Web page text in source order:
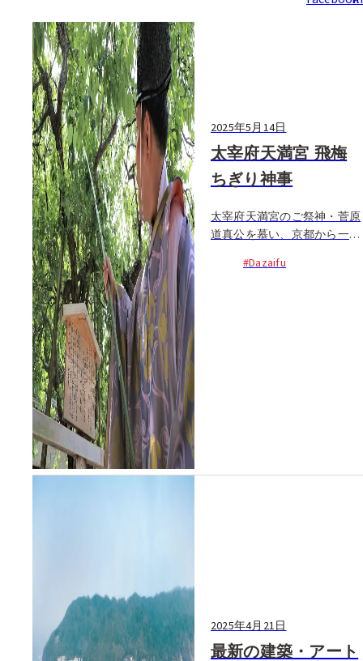
2025年5月14日
太宰府天満宮 飛梅
ちぎり神事
太宰府天満宮のご祭神・菅原
道真公を慕い、京都から一夜
木「飛梅」に実る梅を集め...
#Dazaifu
2025年4月21日
最新の建築・アート